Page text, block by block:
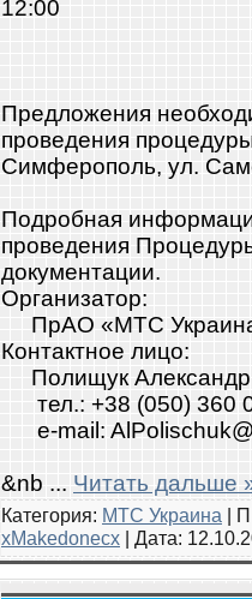
12:00
Предложения
проведения
Симферополь, ул.
Подробная
проведения
документации.
Организатор:
ПрАО «МТС
Контактное лицо:
Полищук Александр
тел.: +38 (050) 360
e-mail:
&nb ... Читать дальше
Категория: МТС Украина |
xMakedonecx | Дата: